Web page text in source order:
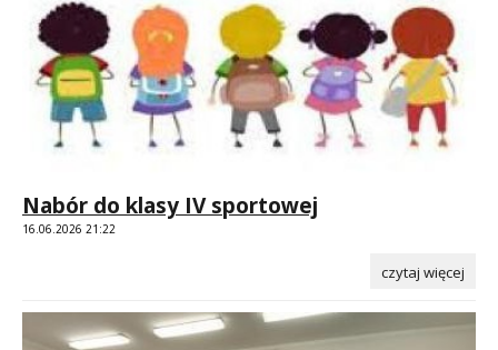
Nabór do klasy IV sportowej
16.06.2026 21:22
czytaj więcej